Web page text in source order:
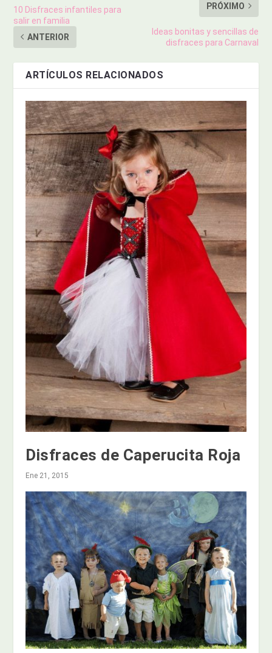
10 Disfraces infantiles para
salir en familia
ANTERIOR
PRÓXIMO
Ideas bonitas y sencillas de
disfraces para Carnaval
ARTÍCULOS RELACIONADOS
Disfraces de Caperucita Roja
Ene 21, 2015